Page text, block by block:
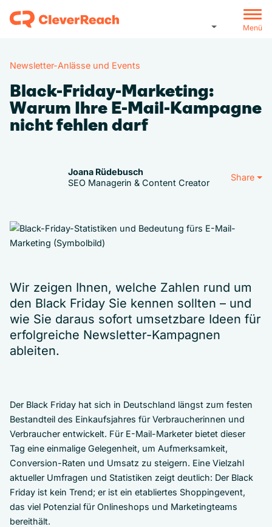
Menü
Newsletter-Anlässe und Events
Black-Friday-Marketing:
Warum Ihre E-Mail-Kampagne
nicht fehlen darf
Joana Rüdebusch
SEO Managerin & Content Creator
Share
Wir zeigen Ihnen, welche Zahlen rund um
den Black Friday Sie kennen sollten – und
wie Sie daraus sofort umsetzbare Ideen für
erfolgreiche Newsletter-Kampagnen
ableiten.
Der Black Friday hat sich in Deutschland längst zum festen
Bestandteil des Einkaufsjahres für Verbraucherinnen und
Verbraucher entwickelt. Für E-Mail-Marketer bietet dieser
Tag eine einmalige Gelegenheit, um Aufmerksamkeit,
Conversion-Raten und Umsatz zu steigern. Eine Vielzahl
aktueller Umfragen und Statistiken zeigt deutlich: Der Black
Friday ist kein Trend; er ist ein etabliertes Shoppingevent,
das viel Potenzial für Onlineshops und Marketingteams
bereithält.